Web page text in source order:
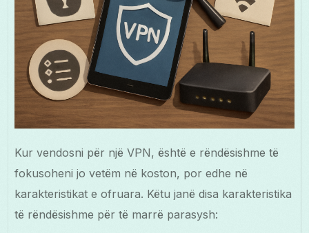
Kur vendosni për një VPN, është e rëndësishme të
fokusoheni jo vetëm në koston, por edhe në
karakteristikat e ofruara. Këtu janë disa karakteristika
të rëndësishme për të marrë parasysh: